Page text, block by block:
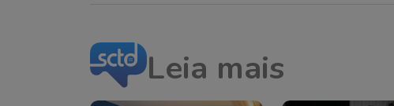
Leia mais